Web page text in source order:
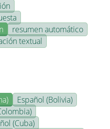
resumen automático
textual
Español (Bolivia)
(Cuba)